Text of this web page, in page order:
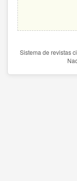
Sistema de revistas